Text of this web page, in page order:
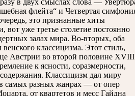
флейта“ и Четвертая
это признанные хиты
вот уже третье столетие постоянно
залах мира. Во-вторых, оба
классицизма. Этот стиль,
Австрии во второй половине XVIII
к ясности, соразмерности,
Классицизм дал миру
самых разных жанрах — от опер
от квартетов и месс Гайдна